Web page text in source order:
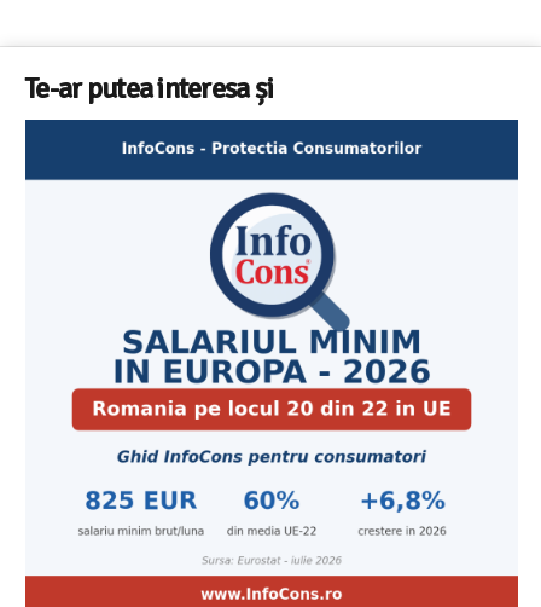
Te-ar putea interesa și
Cele mai bune masini de spalat vase independente cu
Aplicatia InfoCons